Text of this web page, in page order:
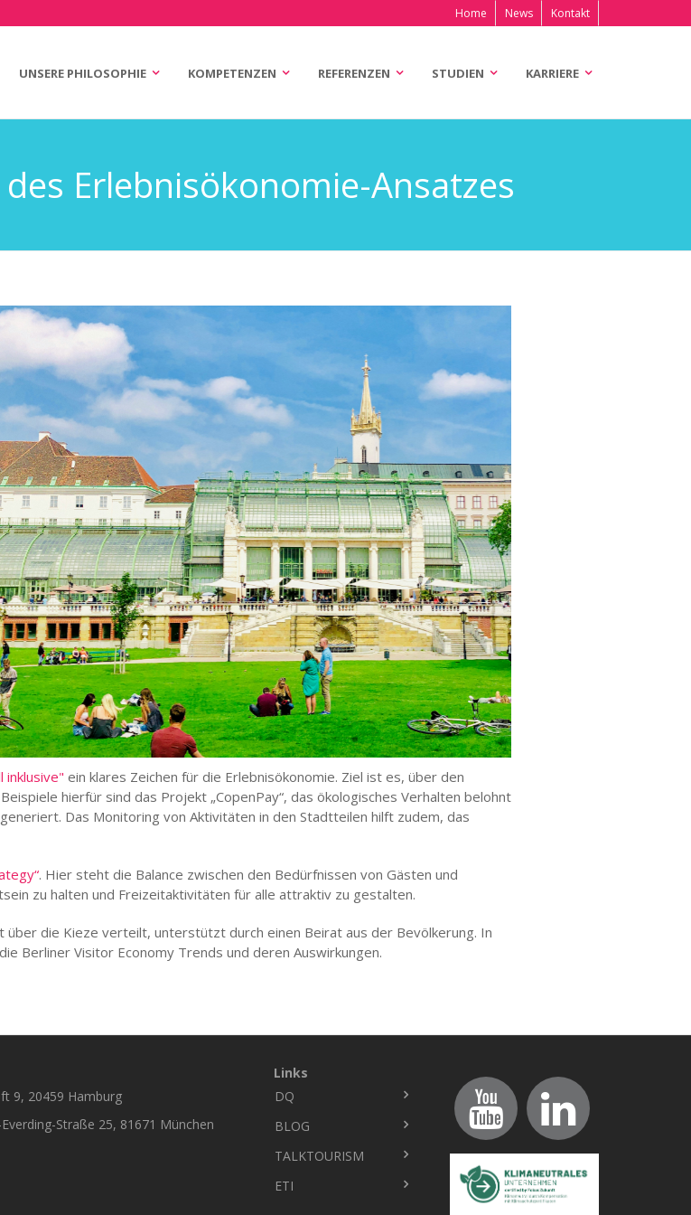
Home News Kontakt
UNSERE PHILOSOPHIE KOMPETENZEN REFERENZEN STUDIEN KARRIERE
Erlebnisökonomie-Ansatzes
inklusive" ein klares Zeichen für die Erlebnisökonomie. Ziel ist es, über den
hierfür sind das Projekt „CopenPay“, das ökologisches Verhalten belohnt
Das Monitoring von Aktivitäten in den Stadtteilen hilft zudem, das
. Hier steht die Balance zwischen den Bedürfnissen von Gästen und
zu halten und Freizeitaktivitäten für alle attraktiv zu gestalten.
die Kieze verteilt, unterstützt durch einen Beirat aus der Bevölkerung. In
Berliner Visitor Economy Trends und deren Auswirkungen.
9, 20459 Hamburg
Straße 25, 81671 München
Links
Fußbereich
DQ
BLOG
TALKTOURISM
ETI